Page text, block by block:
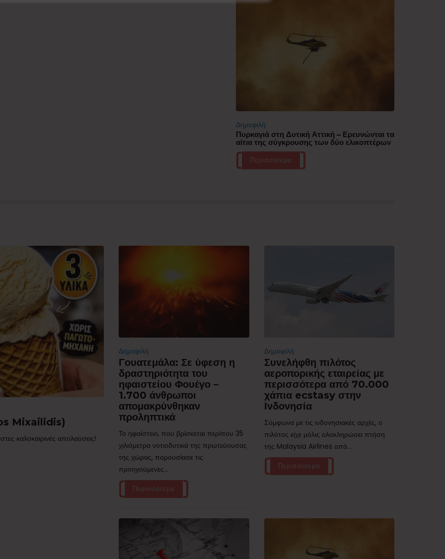
Δημοφιλή
Πυρκαγιά στη Δυτική Αττική – Ερευνώνται τα
αίτια της σύγκρουσης των δύο ελικοπτέρων
Περισσότερα
Mixailidis)
καλοκαιρινές απολαύσεις!
Δημοφιλή
Γουατεμάλα: Σε ύφεση η
δραστηριότητα του
ηφαιστείου Φουέγο –
1.700 άνθρωποι
απομακρύνθηκαν
προληπτικά
Το ηφαίστειο, που βρίσκεται περίπου 35
χιλιόμετρα νοτιοδυτικά της πρωτεύουσας
της χώρας, παρουσίασε τις
προηγούμενες...
Περισσότερα
Δημοφιλή
Συνελήφθη πιλότος
αεροπορικής εταιρείας με
περισσότερα από 70.000
χάπια ecstasy στην
Ινδονησία
Σύμφωνα με τις ινδονησιακές αρχές, ο
πιλότος είχε μόλις ολοκληρώσει πτήση
της Malaysia Airlines από...
Περισσότερα